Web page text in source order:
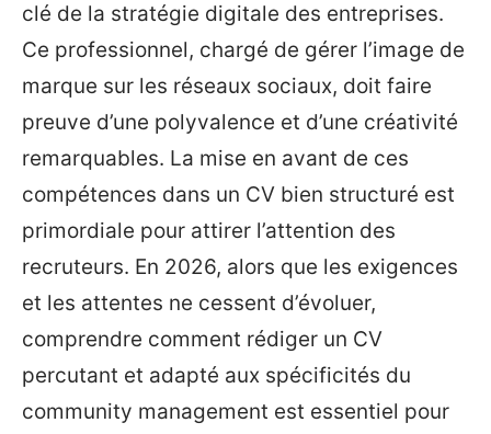
clé de la stratégie digitale des entreprises.
Ce professionnel, chargé de gérer l’image de
marque sur les réseaux sociaux, doit faire
preuve d’une polyvalence et d’une créativité
remarquables. La mise en avant de ces
compétences dans un CV bien structuré est
primordiale pour attirer l’attention des
recruteurs. En 2026, alors que les exigences
et les attentes ne cessent d’évoluer,
comprendre comment rédiger un CV
percutant et adapté aux spécificités du
community management est essentiel pour